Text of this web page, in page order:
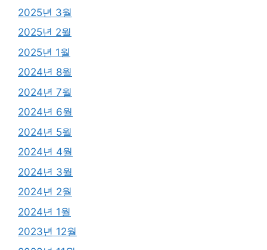
2025년 3월
2025년 2월
2025년 1월
2024년 8월
2024년 7월
2024년 6월
2024년 5월
2024년 4월
2024년 3월
2024년 2월
2024년 1월
2023년 12월